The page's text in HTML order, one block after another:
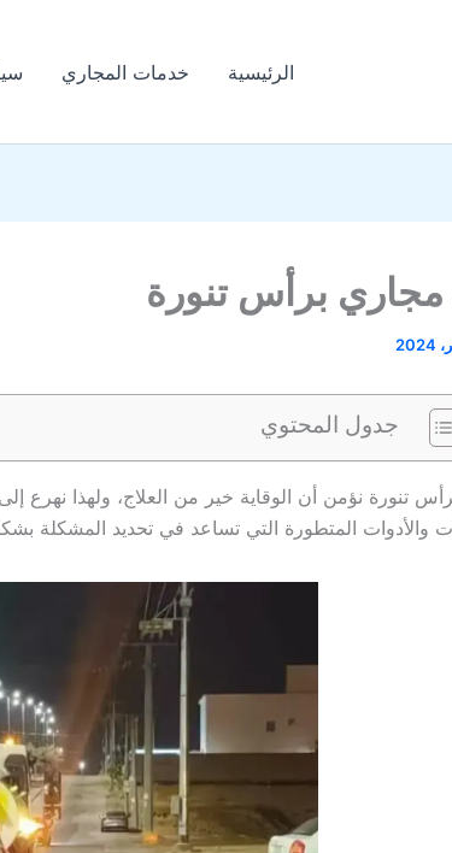
الرئيسية خدمات المجاري
برأس تنورة
جدول المحتوي
تنورة نؤمن أن الوقاية خير من العلاج، ولهذا
والأدوات المتطورة التي تساعد في تحديد المشكلة